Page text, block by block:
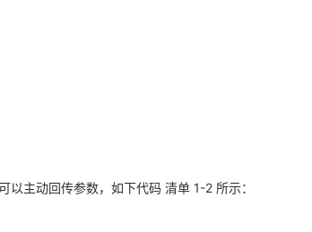
以主动回传参数，如下代码 清单 1-2 所示：